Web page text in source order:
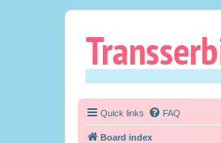
Quick links FAQ
Board index